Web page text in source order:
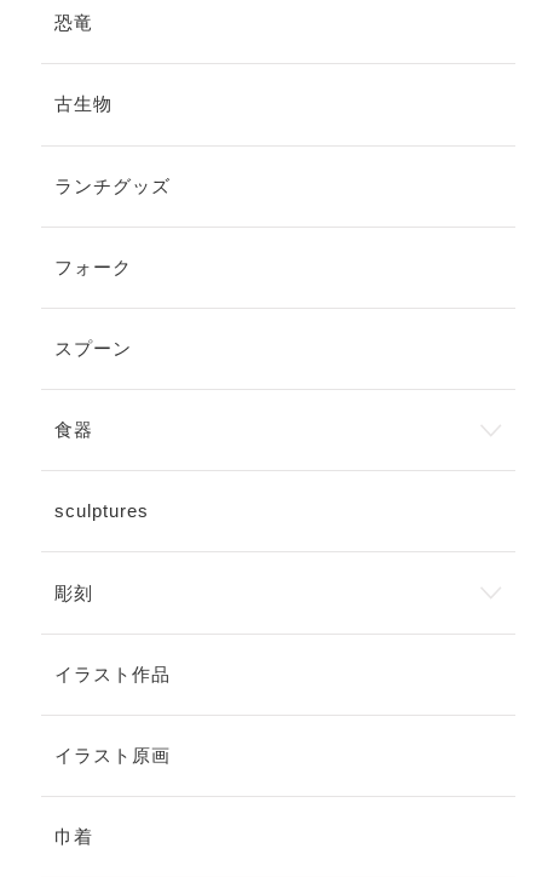
恐竜
古生物
ランチグッズ
フォーク
スプーン
食器
sculptures
彫刻
イラスト作品
イラスト原画
巾着